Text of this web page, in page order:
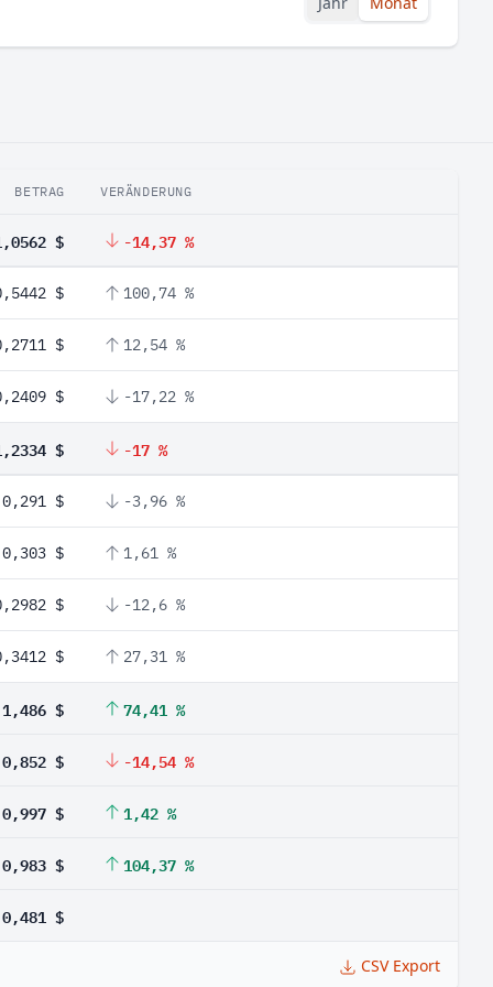
BETRAG VERÄNDERUNG
$ -14,37 %
$ 100,74 %
$ 12,54 %
$ -17,22 %
$ -17 %
0,291 $ -3,96 %
0,303 $ 1,61 %
$ -12,6 %
$ 27,31 %
1,486 $ 74,41 %
0,852 $ -14,54 %
0,997 $ 1,42 %
0,983 $ 104,37 %
0,481 $
CSV Export